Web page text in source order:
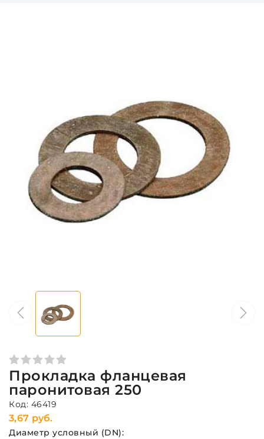
Прокладка фланцевая
паронитовая 250
Код: 46419
3,67 руб.
Диаметр условный (DN):